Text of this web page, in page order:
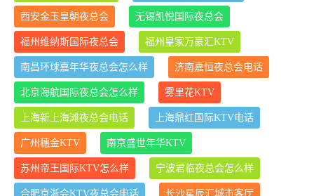
西安金玉皇朝夜总会 无锡凯悦国际夜总会
福州维纳斯国际夜总会 福州皇家万豪汇KTV
南昌环球嘉年华夜总会怎么样 济南嘉恒夜总会电话
北京海航国际夜总会怎么样 雾里花KTV
上海新上海滩夜总会电话 上海鼎红国际KTV电话
广州穗金KTV 南京盛世年华KTV
苏州帝王国际KTV怎么样 宁波君临夜总会怎么样
合肥京浙会KTV夜总会电话 长沙星辰汇城市客厅